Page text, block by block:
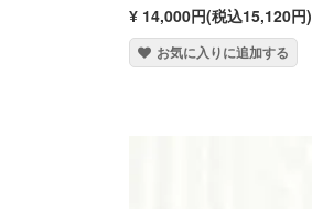
¥ 14,000円(税込15,120円)
お気に入りに追加する